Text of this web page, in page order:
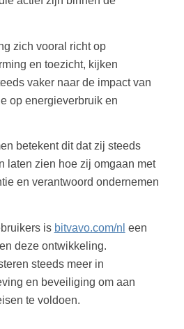
zich vooral richt op
en toezicht, kijken
vaker naar de impact van
op energieverbruik en
betekent dit dat zij steeds
laten zien hoe zij omgaan met
en verantwoord ondernemen
is bitvavo.com/nl een
deze ontwikkeling.
steeds meer in
en beveiliging om aan
te voldoen.